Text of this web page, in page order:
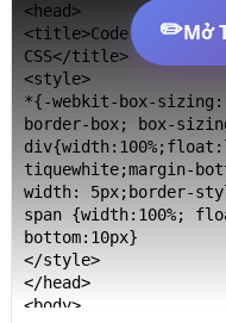
<head>
<title>Code Thuộc
CSS</title>
<style>
*{-webkit-box-sizing:
border-box; box-
tiquewhite;margin-
width: 5px;border-
span {width:100%;
bottom:10px}
</style>
</head>
<body>
✏️Mở